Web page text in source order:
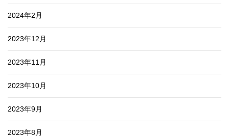
2024年2月
2023年12月
2023年11月
2023年10月
2023年9月
2023年8月